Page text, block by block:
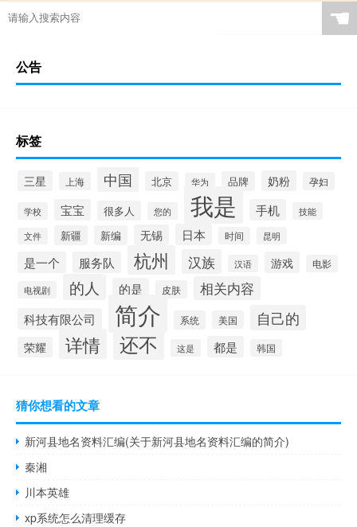
☚
公告
标签
三星 上海 中国 北京 华为 品牌 奶粉 孕妇
学校 宝宝 很多人 您的 我是 手机 技能
文件 新疆 新编 无锡 日本 时间 昆明
是一个 服务队 杭州 汉族 汉语 游戏 电影
电视剧 的人 的是 皮肤 相关内容
科技有限公司 简介 系统 美国 自己的
荣耀 详情 还不 这是 都是 韩国
猜你想看的文章
新河县地名资料汇编(关于新河县地名资料汇编的简介)
秦湘
川本英雄
xp系统怎么清理缓存